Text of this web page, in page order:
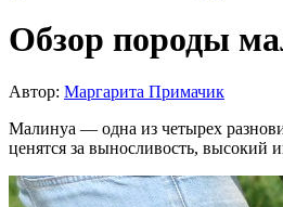
Обзор породы
Автор: Маргарита Примачик
Малинуа — одна из четырех
ценятся за выносливость, высокий